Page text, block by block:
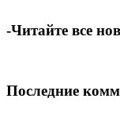
-Читайте все
Последние